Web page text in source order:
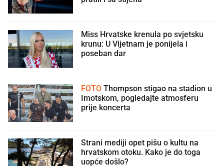
Miss Hrvatske krenula po svjetsku
krunu: U Vijetnam je ponijela i
poseban dar
FOTO
Imotskom, pogledajte atmosferu
prije koncerta
Strani mediji opet pišu o kultu na
hrvatskom otoku. Kako je do toga
uopće došlo?